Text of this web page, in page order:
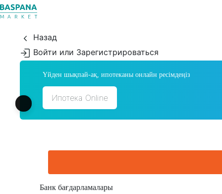
Назад
Войти или Зарегистрироваться
Үйден шықпай-ақ, ипотеканы онлайн ресімдеңіз
Ипотека Online
Банк бағдарламалары